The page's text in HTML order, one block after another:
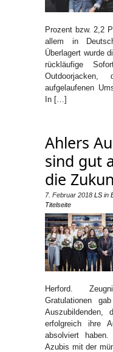
Prozent bzw. 2,2
allem in
Überlagert wurde
rückläufige
aufgelaufenen
In […]
Ahlers
sind gut
die
7. Februar 2018 LS in
Titelseite
Herford.
Gratulationen
erfolgreich ihre
absolviert
Azubis mit der